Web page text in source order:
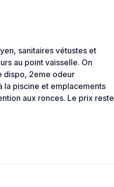
sanitaires vétustes et
au point vaisselle. On
dispo, 2eme odeur
la piscine et emplacements
aux ronces. Le prix reste